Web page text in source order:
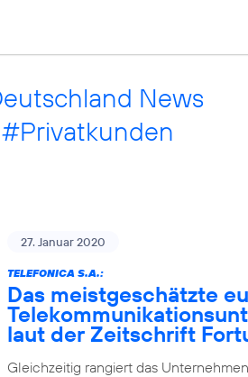
News
27. Januar 2020
TELEFONICA S.A.:
Das meistgeschätzte
laut der Zeitschrift
Gleichzeitig rangiert das